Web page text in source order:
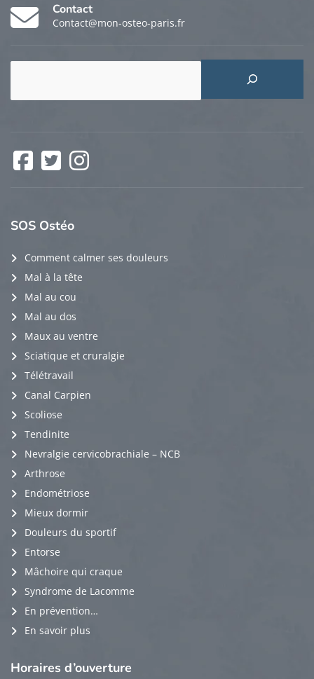
Contact
Contact@mon-osteo-paris.fr
Facebook
SOS Ostéo
Comment calmer ses douleurs
Mal à la tête
Mal au cou
Mal au dos
Maux au ventre
Sciatique et cruralgie
Télétravail
Canal Carpien
Scoliose
Tendinite
Nevralgie cervicobrachiale – NCB
Arthrose
Endométriose
Mieux dormir
Douleurs du sportif
Entorse
Mâchoire qui craque
Syndrome de Lacomme
En prévention…
En savoir plus
Horaires d’ouverture